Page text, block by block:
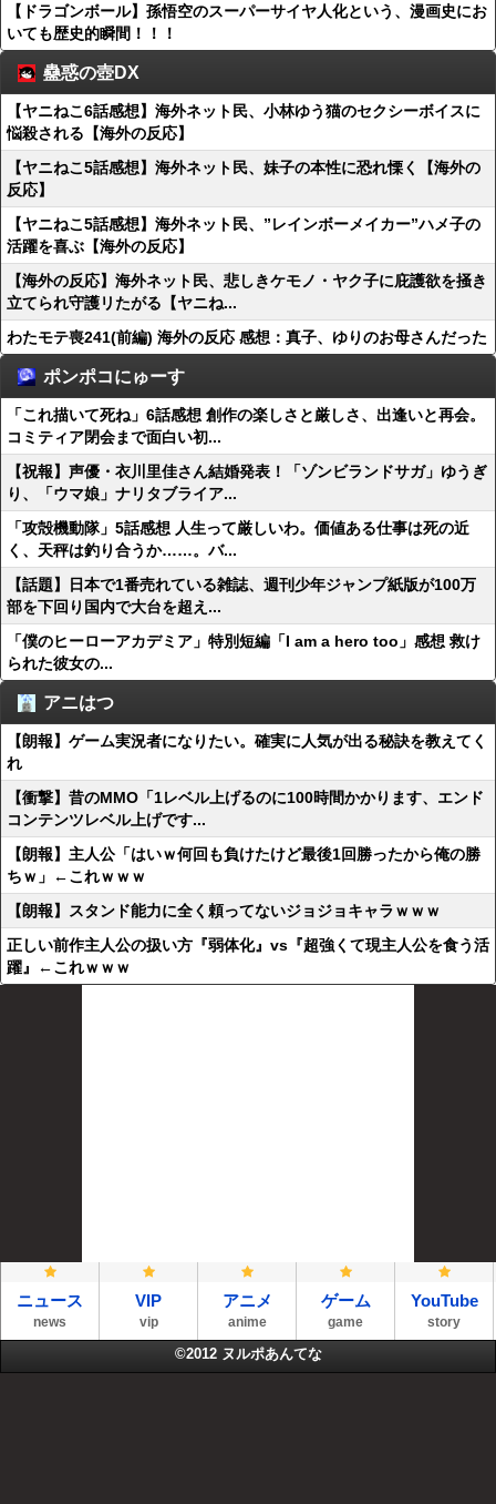
【ドラゴンボール】孫悟空のスーパーサイヤ人化という、漫画史にお
いても歴史的瞬間！！！
蠱惑の壺DX
【ヤニねこ6話感想】海外ネット民、小林ゆう猫のセクシーボイスに
悩殺される【海外の反応】
【ヤニねこ5話感想】海外ネット民、妹子の本性に恐れ慄く【海外の
反応】
【ヤニねこ5話感想】海外ネット民、”レインボーメイカー”ハメ子の
活躍を喜ぶ【海外の反応】
【海外の反応】海外ネット民、悲しきケモノ・ヤク子に庇護欲を掻き
立てられ守護リたがる【ヤニね...
わたモテ喪241(前編) 海外の反応 感想：真子、ゆりのお母さんだった
ポンポコにゅーす
「これ描いて死ね」6話感想 創作の楽しさと厳しさ、出逢いと再会。
コミティア閉会まで面白い初...
【祝報】声優・衣川里佳さん結婚発表！「ゾンビランドサガ」ゆうぎ
り、「ウマ娘」ナリタブライア...
「攻殻機動隊」5話感想 人生って厳しいわ。価値ある仕事は死の近
く、天秤は釣り合うか……。バ...
【話題】日本で1番売れている雑誌、週刊少年ジャンプ紙版が100万
部を下回り国内で大台を超え...
「僕のヒーローアカデミア」特別短編「I am a hero too」感想 救け
られた彼女の...
アニはつ
【朗報】ゲーム実況者になりたい。確実に人気が出る秘訣を教えてく
れ
【衝撃】昔のMMO「1レベル上げるのに100時間かかります、エンド
コンテンツレベル上げです...
【朗報】主人公「はいｗ何回も負けたけど最後1回勝ったから俺の勝
ちｗ」←これｗｗｗ
【朗報】スタンド能力に全く頼ってないジョジョキャラｗｗｗ
正しい前作主人公の扱い方『弱体化』vs『超強くて現主人公を食う活
躍』←これｗｗｗ
ニュース
news
VIP
vip
アニメ
anime
ゲーム
game
YouTube
story
©2012 ヌルポあんてな